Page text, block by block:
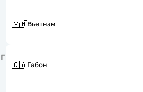
🇻🇳Вьетнам
Г
🇬🇦Габон